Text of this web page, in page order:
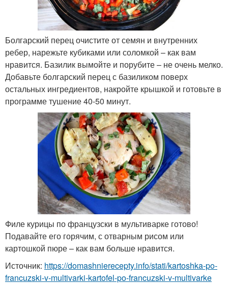
Болгарский перец очистите от семян и внутренних
ребер, нарежьте кубиками или соломкой – как вам
нравится. Базилик вымойте и порубите – не очень мелко.
Добавьте болгарский перец с базиликом поверх
остальных ингредиентов, накройте крышкой и готовьте в
программе тушение 40-50 минут.
Филе курицы по французски в мультиварке готово!
Подавайте его горячим, с отварным рисом или
картошкой пюре – как вам больше нравится.
Источник: https://domashnierecepty.info/stati/kartoshka-po-
francuzski-v-multivarki-kartofel-po-francuzski-v-multivarke